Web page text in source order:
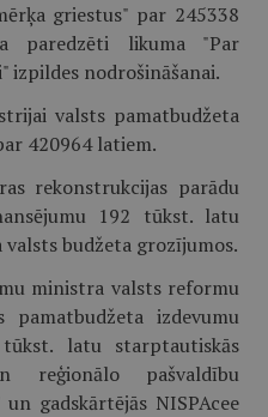
griestus" par 245338
paredzēti likuma "Par
izpildes nodrošināšanai.
valsts pamatbudžeta
420964 latiem.
rekonstrukcijas parādu
192 tūkst. latu
budžeta grozījumos.
ministra valsts reformu
izdevumu
latu starptautiskās
reģionālo pašvaldību
gadskārtējās NISPAcee